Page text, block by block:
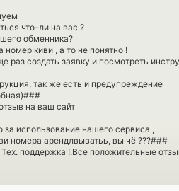
что-ли на вас ?
обменника?
киви , а то не понятно !
раз создать заявку и посмотреть
так же есть и предупреждение
на ваш сайт
использование нашего сервиса ,
номера арендлвыватьь, вы чё ???###
поддержка !.Все положительные